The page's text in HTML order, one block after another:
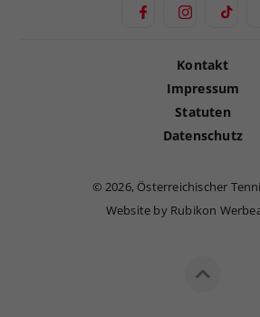
Kontakt
Impressum
Statuten
Datenschutz
©2026, Österreichischer
Website by Rubikon